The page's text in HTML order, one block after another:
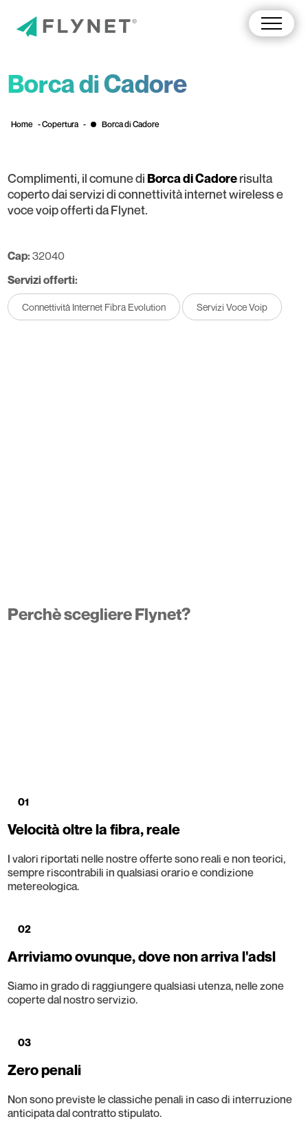
Borca di Cadore
Home -Copertura - Borca di Cadore
Complimenti, il comune diBorca di Cadorerisulta
coperto dai servizi di connettività internet wireless e
voce voip offerti da Flynet.
Cap:32040
Servizi offerti:
Connettività Internet Fibra Evolution Servizi Voce Voip
Perchè scegliere Flynet?
01
Velocità oltre la fibra, reale
I valori riportati nelle nostre offerte sono reali e non teorici,
sempre riscontrabili in qualsiasi orario e condizione
metereologica.
02
Arriviamo ovunque, dove non arriva l'adsl
Siamo in grado di raggiungere qualsiasi utenza, nelle zone
coperte dal nostro servizio.
03
Zero penali
Non sono previste le classiche penali in caso di interruzione
anticipata dal contratto stipulato.